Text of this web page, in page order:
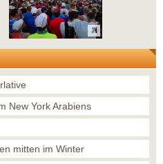
New York Arabiens
mitten im Winter